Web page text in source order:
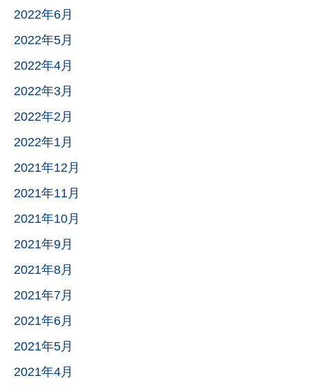
2022年6月
2022年5月
2022年4月
2022年3月
2022年2月
2022年1月
2021年12月
2021年11月
2021年10月
2021年9月
2021年8月
2021年7月
2021年6月
2021年5月
2021年4月